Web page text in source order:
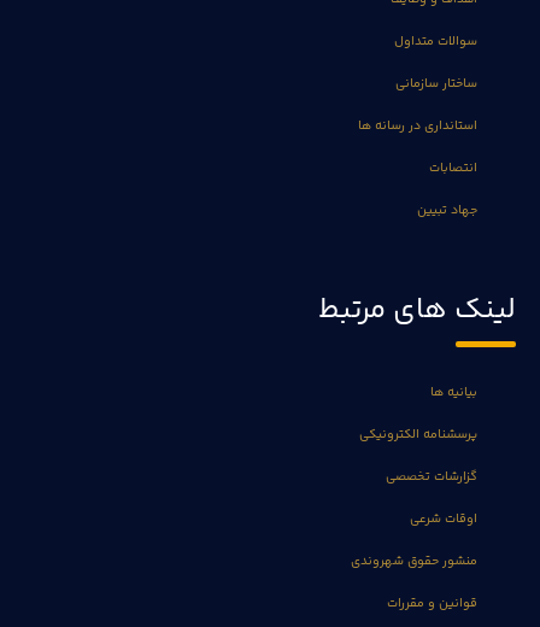
سوالات متداول
ساختار سازمانی
استانداری در رسانه ها
انتصابات
جهاد تبیین
لینک های مرتبط
بیانیه ها
پرسشنامه الکترونیکی
گزارشات تخصصی
اوقات شرعی
منشور حقوق شهروندی
قوانین و مقررات